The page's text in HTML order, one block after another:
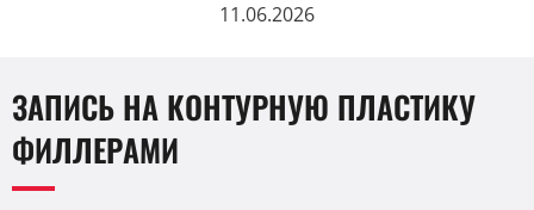
11.06.2026
ЗАПИСЬ НА КОНТУРНУЮ ПЛАСТИКУ
ФИЛЛЕРАМИ